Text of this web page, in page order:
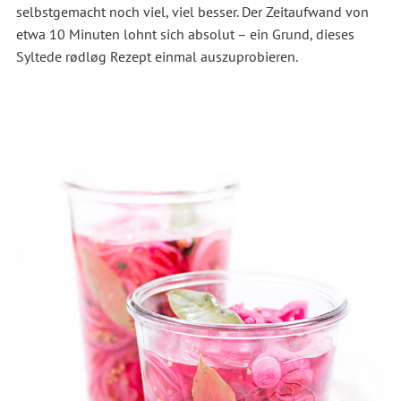
selbstgemacht noch viel, viel besser. Der Zeitaufwand von
etwa 10 Minuten lohnt sich absolut – ein Grund, dieses
Syltede rødløg Rezept einmal auszuprobieren.